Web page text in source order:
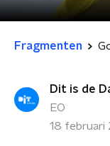
Fragmenten
Dit is de
EO
18 februari